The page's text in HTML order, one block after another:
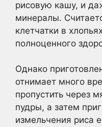
рисовую кашу, и
минералы.
клетчатки в
полноценного
Однако
отнимает много
пропустить через
пудры, а затем
измельчения риса